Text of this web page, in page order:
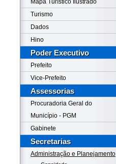
Mapa Turístico Ilustrado
Turismo
Dados
Hino
Poder Executivo
Prefeito
Vice-Prefeito
Assessorias
Procuradoria Geral do
Município - PGM
Gabinete
Secretarias
Administração e Planejamento